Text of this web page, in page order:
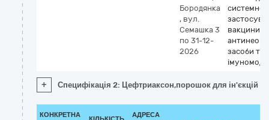
Бородянка
, вул.
Семашка 3
по 31-12-
2026
вакцини,
засоби та
+ Специфікація 2: Цефтриаксон,порошок для ін'єкцій по
КОНКРЕТНА
АДРЕСА